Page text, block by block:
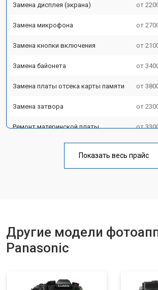
Замена дисплея (экрана) от
Замена микрофона от
Замена кнопки включения от
Замена байонета от
Замена платы отсека карты памяти от
Замена затвора от
Ремонт материнской платы от
Показать весь прайс
Другие модели
Panasonic